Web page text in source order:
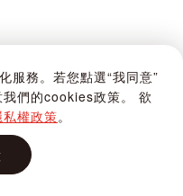
服務。若您點選“我同意”
們的cookies政策。 欲
私權政策。